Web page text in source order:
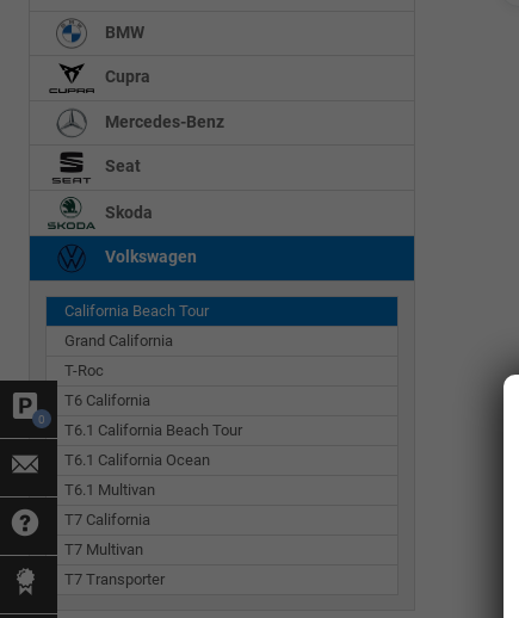
0
BMW
Cupra
Mercedes-Benz
Seat
Skoda
Volkswagen
California Beach Tour
Grand California
T-Roc
T6 California
T6.1 California Beach Tour
T6.1 California Ocean
T6.1 Multivan
T7 California
T7 Multivan
T7 Transporter